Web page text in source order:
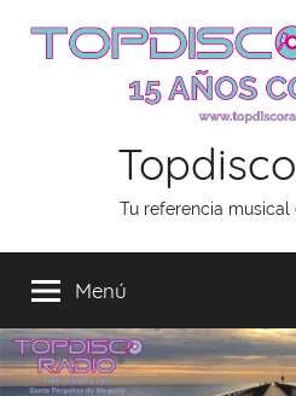
Tu referencia musical
Menú